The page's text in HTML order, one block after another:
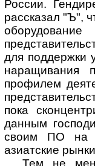
России.
рассказал "Ъ",
для поддержки
наращивания
профилем
пока
данным
своим ПО на
азиатские
Тем не